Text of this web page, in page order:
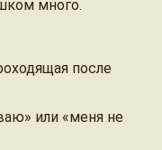
много.
после
или «меня не